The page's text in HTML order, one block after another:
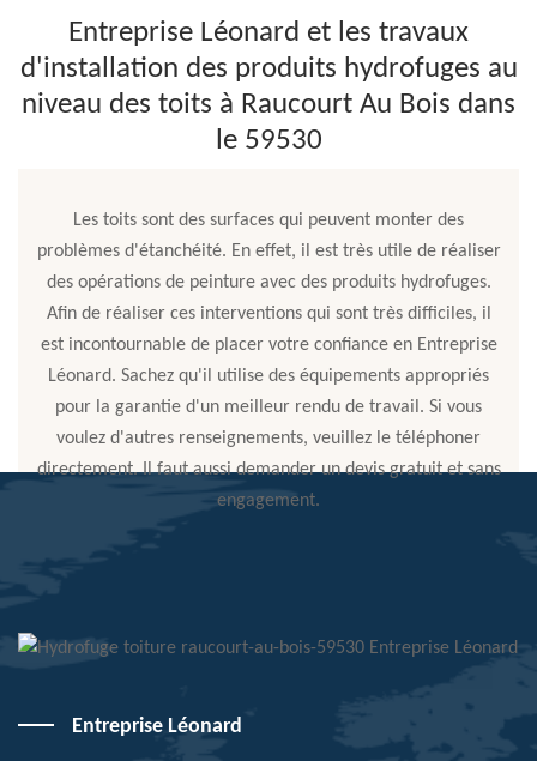
Entreprise Léonard et les travaux
d'installation des produits hydrofuges au
niveau des toits à Raucourt Au Bois dans
le 59530
Les toits sont des surfaces qui peuvent monter des
problèmes d'étanchéité. En effet, il est très utile de réaliser
des opérations de peinture avec des produits hydrofuges.
Afin de réaliser ces interventions qui sont très difficiles, il
est incontournable de placer votre confiance en Entreprise
Léonard. Sachez qu'il utilise des équipements appropriés
pour la garantie d'un meilleur rendu de travail. Si vous
voulez d'autres renseignements, veuillez le téléphoner
directement. Il faut aussi demander un devis gratuit et sans
engagement.
Entreprise Léonard